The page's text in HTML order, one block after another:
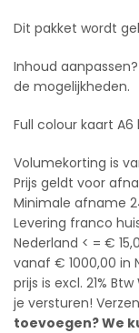
Dit pakket wordt
Inhoud
de mogelijkheden.
Full colour kaart
Volumekorting is
Prijs geldt voor
Minimale afname
Levering franco
Nederland < = €
vanaf € 1000,00 in
prijs is excl. 21%
je versturen!
toevoegen? We